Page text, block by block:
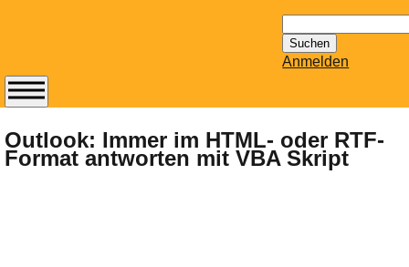
nach:
Anmelden
Outlook: Immer im HTML- oder RTF-
Format antworten mit VBA Skript
Abonnieren Sie den
14-tägig
erscheinenden